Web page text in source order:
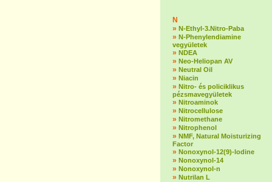
N
» N-Ethyl-3.Nitro-Paba
» N-Phenylendiamine
vegyületek
» NDEA
» Neo-Heliopan AV
» Neutral Oil
» Niacin
» Nitro- és policiklikus
pézsmavegyületek
» Nitroaminok
» Nitrocellulose
» Nitromethane
» Nitrophenol
» NMF, Natural Moisturizing
Factor
» Nonoxynol-12(9)-lodine
» Nonoxynol-14
» Nonoxynol-n
» Nutrilan L